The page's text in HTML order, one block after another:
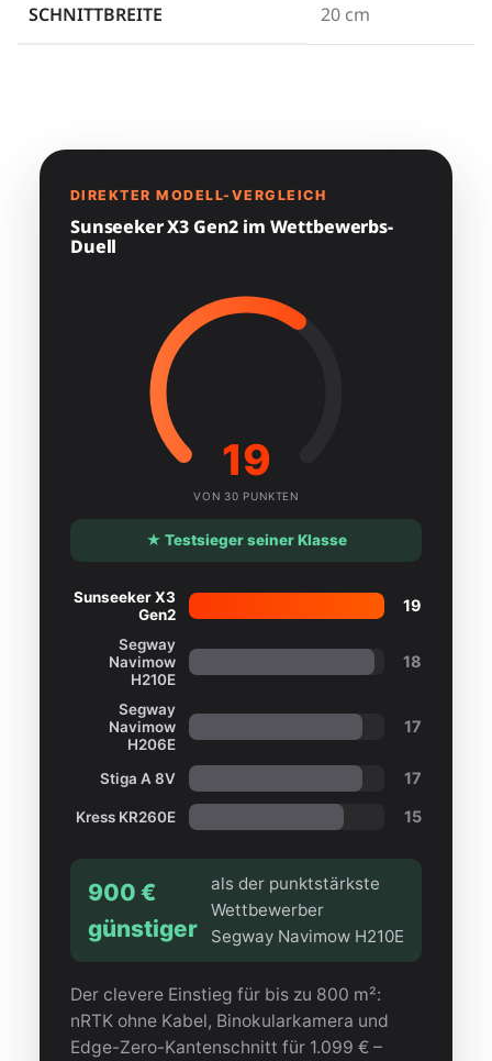
SCHNITTBREITE 20 cm
DIREKTER MODELL-VERGLEICH
Sunseeker X3 Gen2 im Wettbewerbs-
Duell
19
VON 30 PUNKTEN
★ Testsieger seiner Klasse
Sunseeker X3
Gen2
19
Segway
Navimow
H210E
18
Segway
Navimow
H206E
17
Stiga A 8V 17
Kress KR260E 15
900 €
günstiger
als der punktstärkste
Wettbewerber
Segway Navimow H210E
Der clevere Einstieg für bis zu 800 m²:
nRTK ohne Kabel, Binokularkamera und
Edge-Zero-Kantenschnitt für 1.099 € –